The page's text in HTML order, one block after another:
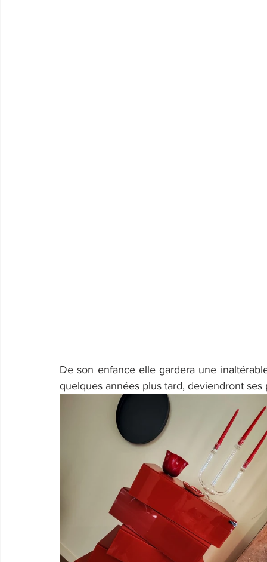
De son enfance elle gardera une
quelques années plus tard, deviendront ses